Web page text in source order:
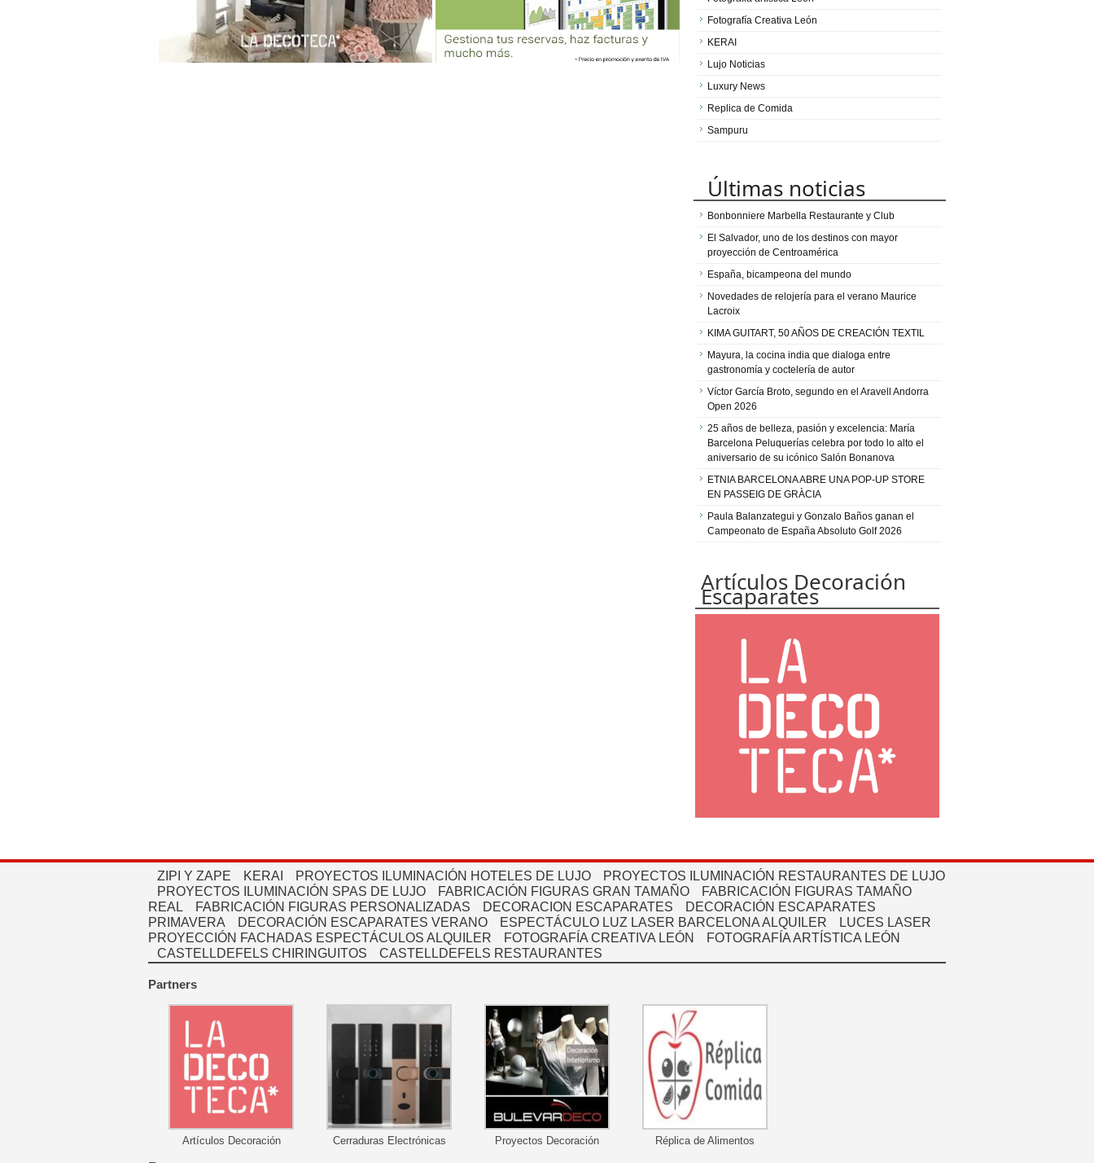
Fotografía Creativa León
KERAI
Lujo Noticias
Luxury News
Replica de Comida
Sampuru
Últimas noticias
Bonbonniere Marbella Restaurante y Club
El Salvador, uno de los destinos con mayor
proyección de Centroamérica
España, bicampeona del mundo
Novedades de relojería para el verano Maurice
Lacroix
KIMA GUITART, 50 AÑOS DE CREACIÓN TEXTIL
Mayura, la cocina india que dialoga entre
gastronomía y coctelería de autor
Víctor García Broto, segundo en el Aravell Andorra
Open 2026
25 años de belleza, pasión y excelencia: María
Barcelona Peluquerías celebra por todo lo alto el
aniversario de su icónico Salón Bonanova
ETNIA BARCELONA ABRE UNA POP-UP STORE
EN PASSEIG DE GRÀCIA
Paula Balanzategui y Gonzalo Baños ganan el
Campeonato de España Absoluto Golf 2026
Artículos Decoración
Escaparates
ZIPI Y ZAPE KERAI PROYECTOS ILUMINACIÓN HOTELES DE LUJO
PROYECTOS ILUMINACIÓN RESTAURANTES DE LUJO
PROYECTOS ILUMINACIÓN SPAS DE LUJO
FABRICACIÓN FIGURAS GRAN TAMAÑO
FABRICACIÓN FIGURAS TAMAÑO
REAL
FABRICACIÓN FIGURAS PERSONALIZADAS DECORACION ESCAPARATES
DECORACIÓN ESCAPARATES
PRIMAVERA
DECORACIÓN ESCAPARATES VERANO ESPECTÁCULO LUZ LASER BARCELONA ALQUILER
LUCES LASER
PROYECCIÓN FACHADAS ESPECTÁCULOS ALQUILER
FOTOGRAFÍA CREATIVA LEÓN
FOTOGRAFÍA ARTÍSTICA LEÓN
CASTELLDEFELS CHIRINGUITOS
CASTELLDEFELS RESTAURANTES
Partners
Artículos Decoración Cerraduras Electrónicas Proyectos Decoración Réplica de Alimentos